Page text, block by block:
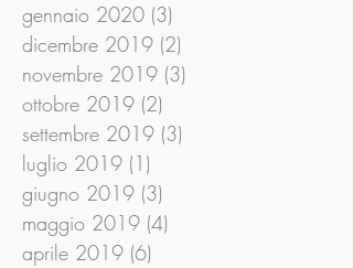
gennaio 2020 (3)
dicembre 2019 (2)
novembre 2019 (3)
ottobre 2019 (2)
settembre 2019 (3)
luglio 2019 (1)
giugno 2019 (3)
maggio 2019 (4)
aprile 2019 (6)